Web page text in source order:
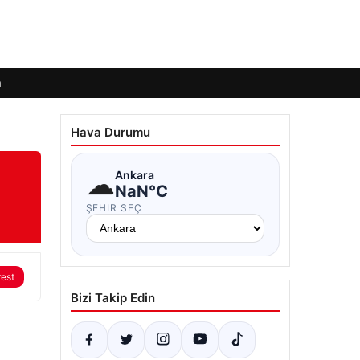
Hava Durumu
☁Ankara
NaN°C
ŞEHIR SEÇ
Bizi Takip Edin